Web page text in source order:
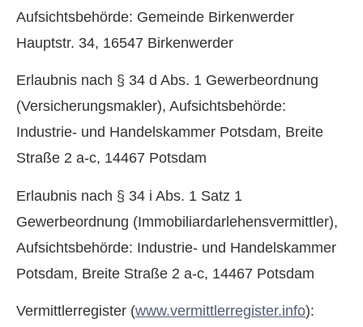
Aufsichtsbehörde: Gemeinde Birkenwerder
Hauptstr. 34, 16547 Birkenwerder
Erlaubnis nach § 34 d Abs. 1 Gewerbeordnung
(Ver­sicherungs­makler), Aufsichtsbehörde:
Industrie- und Handelskammer Potsdam, Breite
Straße 2 a-c, 14467 Potsdam
Erlaubnis nach § 34 i Abs. 1 Satz 1
Gewerbeordnung (Immobiliardarlehensvermittler),
Aufsichtsbehörde: Industrie- und Handelskammer
Potsdam, Breite Straße 2 a-c, 14467 Potsdam
Vermittlerregister (www.vermittlerregister.info):